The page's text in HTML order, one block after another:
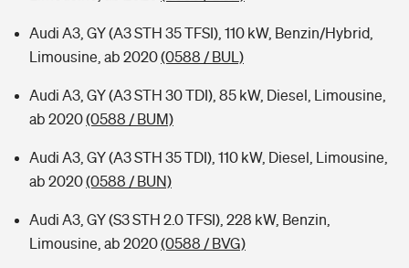
Audi A3, GY (A3 STH 35 TFSI), 110 kW, Benzin/Hybrid,
Limousine, ab 2020(0588 / BUL)
Audi A3, GY (A3 STH 30 TDI), 85 kW, Diesel, Limousine,
ab 2020(0588 / BUM)
Audi A3, GY (A3 STH 35 TDI), 110 kW, Diesel, Limousine,
ab 2020(0588 / BUN)
Audi A3, GY (S3 STH 2.0 TFSI), 228 kW, Benzin,
Limousine, ab 2020(0588 / BVG)